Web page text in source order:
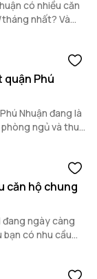
có nhiều căn
nhất? Và
trả lời tất tần
quận Phú
Nhuận đang là
ngủ và thuê
căn hộ chung
đang ngày càng
bạn có nhu cầu
số thông tin do